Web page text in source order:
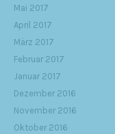
Mai 2017
April 2017
März 2017
Februar 2017
Januar 2017
Dezember 2016
November 2016
Oktober 2016